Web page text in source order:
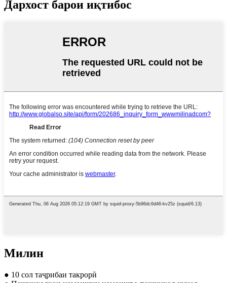
Дархост барои иқтибос
Милин
● 10 сол таҷрибаи такрорӣ